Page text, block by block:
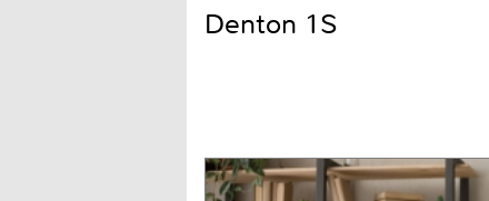
Denton 1S